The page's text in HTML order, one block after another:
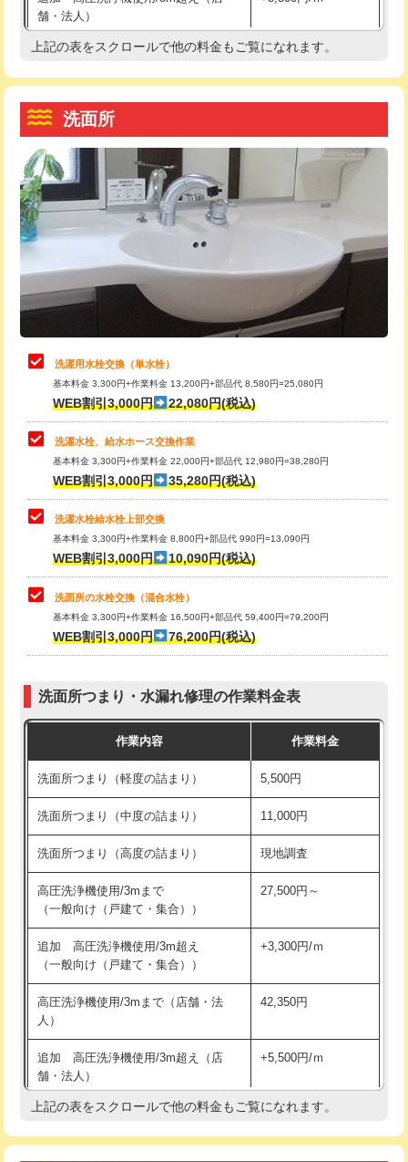
モルタル補修（厚さ10㎝まで） 27,500円
モルタル補修（厚さ10㎝超え） 38,500円
洗面台設置 38,500円
追加人工
廃棄・処分 現場見積
※給水管工事は20mmまでの価格です。
給水管工事※（バンド止め) 3,300円
給水管工事※（支持金具設置) 5,500円
給水管工事※（保温材使用（バンド止
め込み）)
5,500円
給水管工事※（土の掘削・埋め戻し作
業)
11,000円
給水管工事※（塩ビ管（VP・HI）使
用/3ｍまで)
33,000円
給水管工事※（塩ビ管（VP・HI）使
用（追加）/3ｍ超え)
給水管工事※（ライニング鋼管・銅
管・ポリ管・HT管使用/3ｍまで)
44,000円
給水管工事※（ライニング鋼管・銅
管・ポリ管・HT管使用/3ｍ超え)
排水管工事（土の掘削・埋め戻し作
業）
排水管工事（排水管工事/3ｍまで） 55,000円
排水管工事（追加 排水管工事/3ｍ超
え）
マス交換（土の掘削・埋め戻し作業）
マス交換（深さ50㎝未満）
マス交換（深さ50㎝以上）
モルタル補修（厚さ10㎝まで） 27,500円
モルタル補修（厚さ10㎝超え） 38,500円
洗面台設置 38,500円
バスタブ設置 現場見積
追加人工 16,500円
廃棄・処分
※給水管工事は20mmまでの価格です。
舗・法人）
高度高圧洗浄換 現地調査
トーラー機使用/3mまで
追加トーラー機使用/3m超え +3,300円
カメラ調査 33,000円
桝清掃
止水・漏水調査・防水処理・清掃・修
理・調整・分解・加工など（軽作業）
11,000円
止水・漏水調査・防水処理・清掃・修
理・調整・分解・加工など（中作業）
22,000円
止水・漏水調査・防水処理・清掃・修
理・調整・分解・加工など（重作業）
33,000円
キッチンタンク脱着
その他部品の脱着
交換・取付（タンク）
交換・取付(単水栓（壁付・デッキ
式）)
交換・取付(混合水栓（壁付・デッキ
式・ワンホール）)
16,500円+材料費
（P/S/ポップアップ））
交換・取付（その他部品） 11,000円+材料費
持込商品取付（単水栓） 13,200円
持込商品取付（混合水栓） 16,500円
持込商品取付（浄水器・分岐水栓） 16,500円
給水管工事※（ホール加工) 16,500円
給水管工事※（バンド止め)
給水管工事※（支持金具設置) 5,500円
給水管工事※（保温材使用（バンド止
め込み）)
5,500円
給水管工事※（土の掘削・埋め戻し作
業)
11,000円
用/3ｍまで)
上記の表をスクロールで他の料金もご覧になれます。
洗面所
洗濯用水栓交換（単水栓）
基本料金 3,300円+作業料金 13,200円+部品代 8,580円=25,080円
WEB割引3,000円 22,080円(税込)
洗濯水栓、給水ホース交換作業
基本料金 3,300円+作業料金 22,000円+部品代 12,980円=38,280円
WEB割引3,000円 35,280円(税込)
洗濯水栓給水栓上部交換
基本料金 3,300円+作業料金 8,800円+部品代 990円=13,090円
WEB割引3,000円 10,090円(税込)
洗面所の水栓交換（混合水栓）
基本料金 3,300円+作業料金 16,500円+部品代 59,400円=79,200円
WEB割引3,000円 76,200円(税込)
洗面所つまり・水漏れ修理の作業料金表
作業内容 作業料金
洗面所つまり（軽度の詰まり） 5,500円
洗面所つまり（中度の詰まり） 11,000円
洗面所つまり（高度の詰まり） 現地調査
高圧洗浄機使用/3mまで
（一般向け（戸建て・集合））
27,500円～
追加 高圧洗浄機使用/3m超え
（一般向け（戸建て・集合））
+3,300円/ｍ
高圧洗浄機使用/3mまで（店舗・法
人）
42,350円
追加 高圧洗浄機使用/3m超え（店
舗・法人）
+5,500円/ｍ
高度高圧洗浄換 現地調査
上記の表をスクロールで他の料金もご覧になれます。